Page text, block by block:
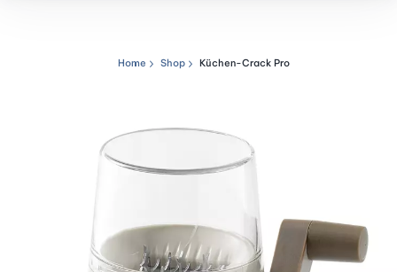
Navigationspfad
Home Shop Küchen-Crack Pro